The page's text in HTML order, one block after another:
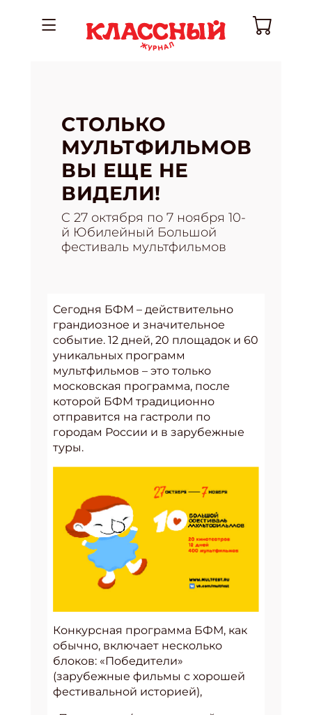
СТОЛЬКО
МУЛЬТФИЛЬМОВ
ВЫ ЕЩЕ НЕ
ВИДЕЛИ!
C 27 октября по 7 ноября 10-
й Юбилейный Большой
фестиваль мультфильмов
Сегодня БФМ – действительно
грандиозное и значительное
событие. 12 дней, 20 площадок и 60
уникальных программ
мультфильмов – это только
московская программа, после
которой БФМ традиционно
отправится на гастроли по
городам России и в зарубежные
туры.
Конкурсная программа БФМ, как
обычно, включает несколько
блоков: «Победители»
(зарубежные фильмы с хорошей
фестивальной историей),